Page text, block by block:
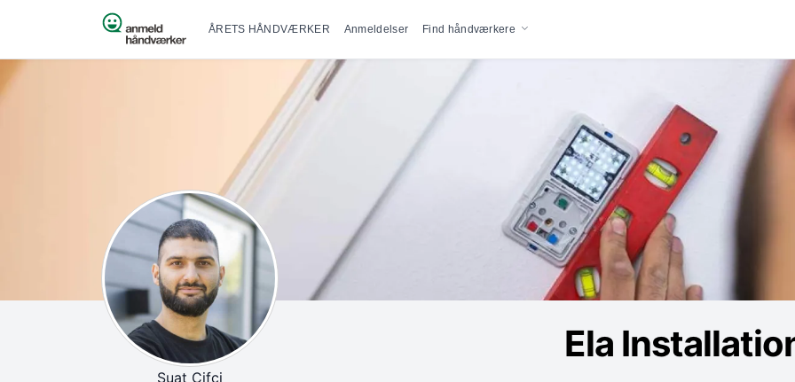
Spring til indhold Primær navigation
ÅRETS HÅNDVÆRKER Anmeldelser Find håndværkere
Suat Cifci
Ela